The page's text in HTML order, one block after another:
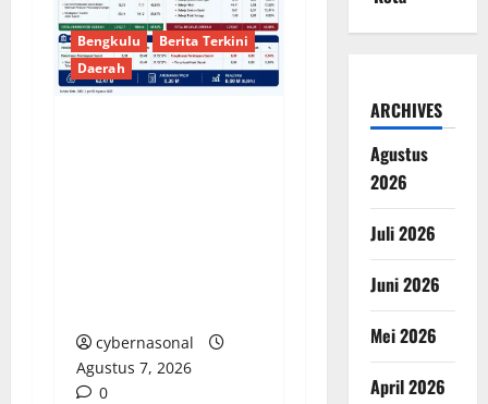
Bengkulu
Berita Terkini
Daerah
cybernasonal
Agustus 7, 2026
0
ARCHIVES
Agustus
2026
Juli 2026
Juni 2026
Mei 2026
April 2026